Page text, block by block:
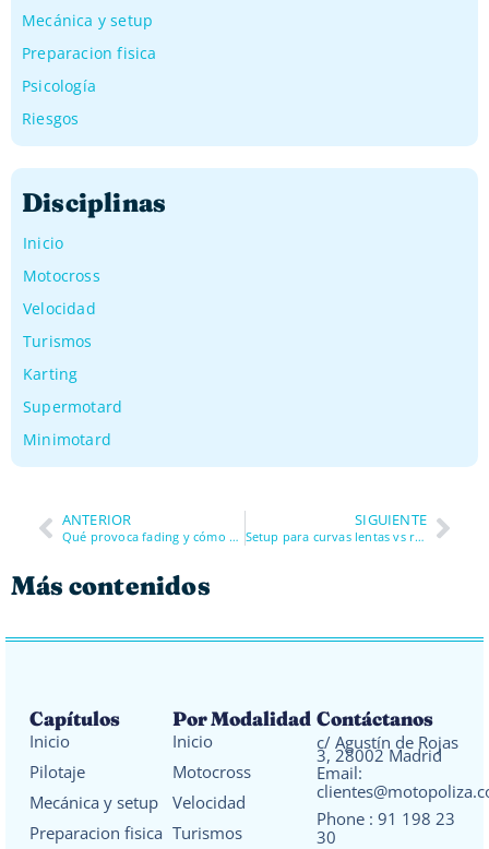
Mecánica y setup
Preparacion fisica
Psicología
Riesgos
Disciplinas
Inicio
Motocross
Velocidad
Turismos
Karting
Supermotard
Minimotard
ANTERIOR
Qué provoca fading y cómo evitarlo
SIGUIENTE
Setup para curvas lentas vs rápidas
Más contenidos
Capítulos
Inicio
Pilotaje
Mecánica y setup
Preparacion fisica
Por Modalidad
Inicio
Motocross
Velocidad
Turismos
Contáctanos
c/ Agustín de Rojas
3, 28002 Madrid
Email:
Phone : 91 198 23
30